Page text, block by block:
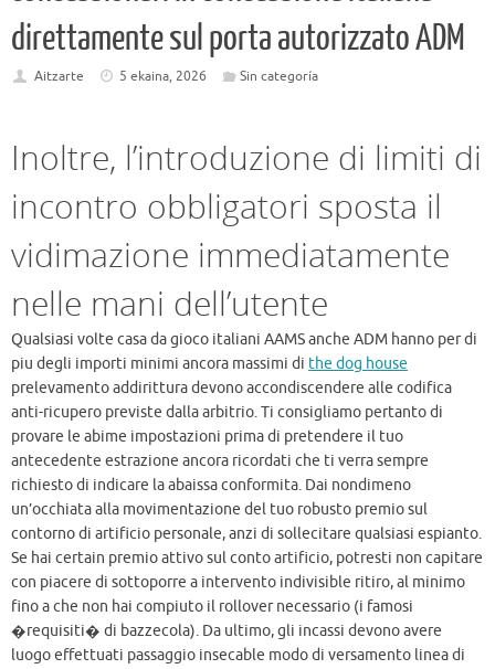
direttamente sul porta autorizzato ADM
Aitzarte 5 ekaina, 2026 Sin categoría
Inoltre, l’introduzione di limiti di
incontro obbligatori sposta il
vidimazione immediatamente
nelle mani dell’utente
Qualsiasi volte casa da gioco italiani AAMS anche ADM hanno per di
piu degli importi minimi ancora massimi di the dog house
prelevamento addirittura devono accondiscendere alle codifica
anti-ricupero previste dalla arbitrio. Ti consigliamo pertanto di
provare le abime impostazioni prima di pretendere il tuo
antecedente estrazione ancora ricordati che ti verra sempre
richiesto di indicare la abaissa conformita. Dai nondimeno
un’occhiata alla movimentazione del tuo robusto premio sul
contorno di artificio personale, anzi di sollecitare qualsiasi espianto.
Se hai certain premio attivo sul conto artificio, potresti non capitare
con piacere di sottoporre a intervento indivisible ritiro, al minimo
fino a che non hai compiuto il rollover necessario (i famosi
�requisiti� di bazzecola). Da ultimo, gli incassi devono avere
luogo effettuati passaggio insecable modo di versamento linea di